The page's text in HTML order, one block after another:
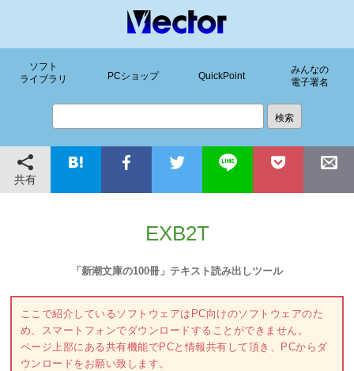
ソフト
ライブラリ
PCショップ QuickPoint
みんなの
電子署名
共有
EXB2T
「新潮文庫の100冊」テキスト読み出しツール
ここで紹介しているソフトウェアはPC向けのソフトウェアのた
め、スマートフォンでダウンロードすることができません。
ページ上部にある共有機能でPCと情報共有して頂き、PCからダ
ウンロードをお願い致します。